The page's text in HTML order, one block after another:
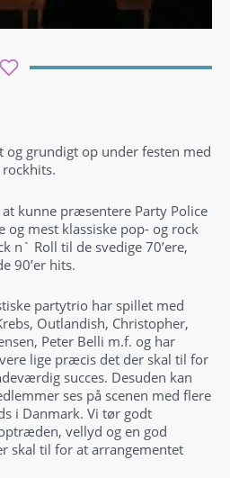
og grundigt op under festen med
kunne præsentere Party Police
og mest klassiske pop- og rock
n` Roll til de svedige 70’ere,
90’er hits.
partytrio har spillet med
Outlandish, Christopher,
Peter Belli m.f. og har
lige præcis det der skal til for
succes. Desuden kan
ses på scenen med flere
i Danmark. Vi tør godt
vellyd og en god
skal til for at arrangementet